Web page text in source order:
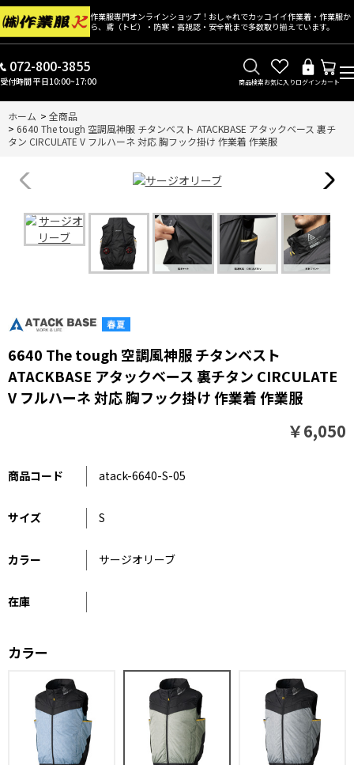
作業服専門オンラインショップ！おしゃれでカッコイイ作業着・作業服か
ら、鳶（トビ）・防寒・高視認・安全靴まで多数取り揃えています。
072-800-3855
受付時間 平日10:00~17:00 商品検索お気に入りログインカート
ホーム > 全商品
> 6640 The tough 空調風神服 チタンベスト ATACKBASE アタックベース 裏チ
タン CIRCULATE V フルハーネ 対応 胸フック掛け 作業着 作業服
6640 The tough 空調風神服 チタンベスト
ATACKBASE アタックベース 裏チタン CIRCULATE
V フルハーネ 対応 胸フック掛け 作業着 作業服
￥6,050
商品コード atack-6640-S-05
サイズ S
カラー サージオリーブ
在庫
カラー